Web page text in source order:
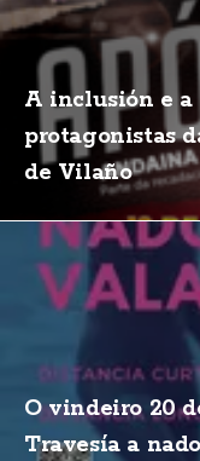
A inclusión e a
protagonistas
de Vilaño
O vindeiro 20
Travesía a